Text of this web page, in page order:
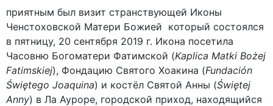
приятным был визит странствующей Иконы
Ченстоховской Матери Божией который состоялся
в пятницу, 20 сентября 2019 г. Икона посетила
Часовню Богоматери Фатимской (Kaplica Matki Bożej
Fatimskiej), Фондацию Святого Хоакина (Fundación
Świętego Joaquina) и костёл Святой Анны (Świętej
Anny) в Ла Ауроре, городской приход, находящийся